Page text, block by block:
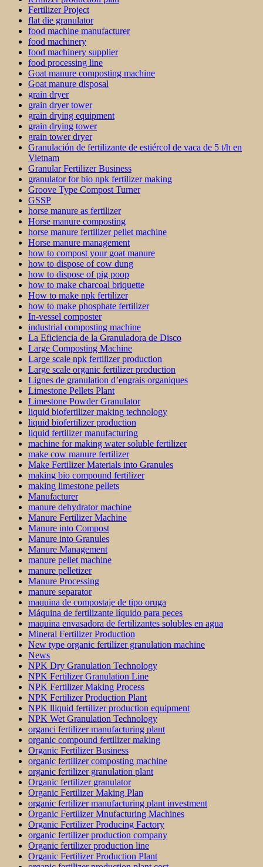
Fertilizer Project
flat die granulator
food machine manufacturer
food machinery
food machinery supplier
food processing line
Goat manure composting machine
Goat manure disposal
grain dryer
grain dryer tower
grain drying equipment
grain drying tower
grain tower dryer
Granulación de fertilizante de estiércol de vaca de 5 t/h en
Vietnam
Granular Fertilizer Business
granulator for bio npk fertilizer making
Groove Type Compost Turner
GSSP
horse manure as fertilizer
Horse manure composting
horse manure fertilizer pellet machine
Horse manure management
how to compost your goat manure
how to dispose of cow dung
how to dispose of pig poop
how to make charcoal briquette
How to make npk fertilizer
how to make phosphate fertilizer
In-vessel composter
industrial composting machine
La Eficiencia de la Granuladora de Disco
Large Composting Machine
Large scale npk fertilizer production
Large scale organic fertilizer production
Lignes de granulation d’engrais organiques
Limestone Pellets Plant
Limestone Powder Granulator
liquid biofertilizer making technology
liquid biofertilizer production
liquid fertilizer manufacturing
machine for making water soluble fertilizer
make cow manure fertilizer
Make Fertilizer Materials into Granules
making bio compound fertilizer
making limestone pellets
Manufacturer
manure dehydrator machine
Manure Fertilizer Machine
Manure into Compost
Manure into Granules
Manure Management
manure pellet machine
manure pelletizer
Manure Processing
manure separator
maquina de compostaje de tipo oruga
Máquina de fertilizante líquido para peces
maquina envasadora de fertilizantes solubles en agua
Mineral Fertilizer Production
New type organic fertilizer granulation machine
News
NPK Dry Granulation Technology
NPK Fertilizer Granulation Line
NPK Fertilizer Making Process
NPK Fertilizer Production Plant
NPK lliquid fertilizer production equipment
NPK Wet Granulation Technology
organci fertilizer manufacturing plant
organic compound fertilizer making
Organic Fertilizer Business
organic fertilizer composting machine
organic fertilizer granulation plant
Organic fertilizer granulator
Organic Fertilizer Making Plan
organic fertilizer manufacturing plant investment
Organic Fertilizer Mnufacturing Machines
Organic Fertilizer Producing Factory
organic fertilizer production company
Organic fertilizer production line
Organic Fertilizer Production Plant